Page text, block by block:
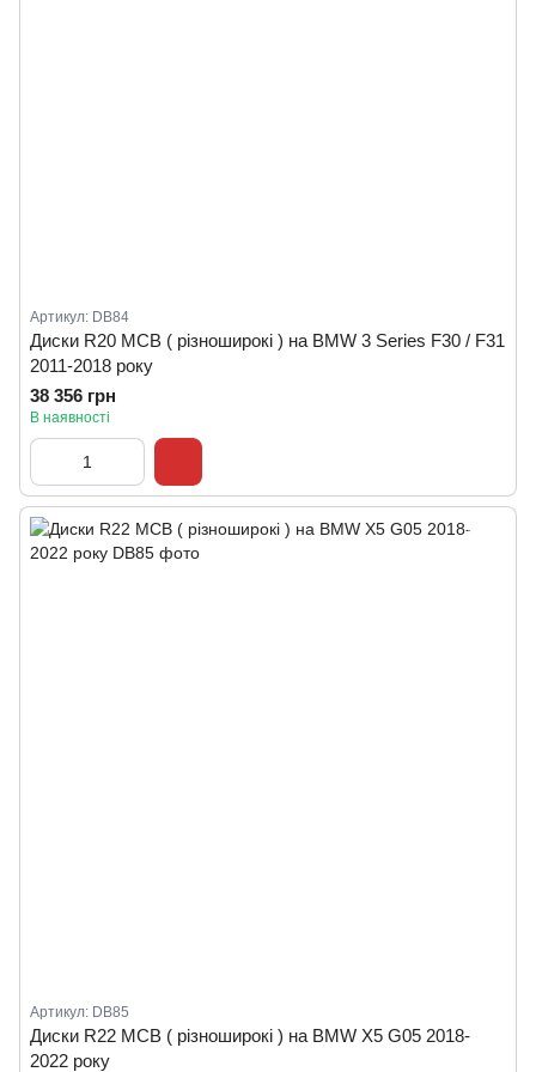
Артикул: DB84
Диски R20 MCB ( різноширокі ) на BMW 3 Series F30 / F31
2011-2018 року
38 356 грн
В наявності
Артикул: DB85
Диски R22 MCB ( різноширокі ) на BMW X5 G05 2018-
2022 року